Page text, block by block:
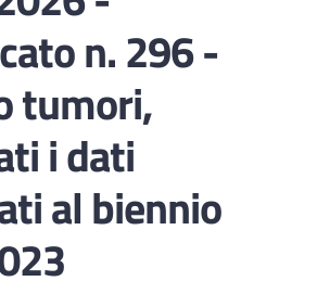
n. 296 -
tumori,
i dati
al biennio